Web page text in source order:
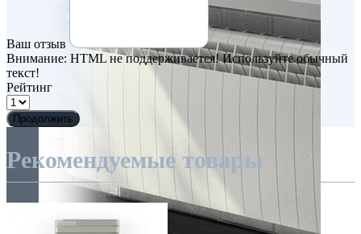
Ваш отзыв
Внимание: HTML не поддерживается! Используйте обычный
текст!
Рейтинг
Продолжить
Рекомендуемые товары